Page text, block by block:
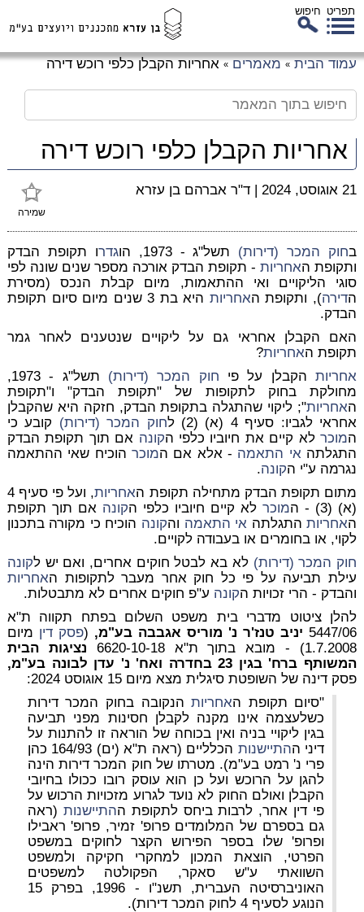
תפריט חיפוש
עמוד הבית » מאמרים » אחריות הקבלן כלפי רוכש דירה
אחריות הקבלן כלפי רוכש דירה
שמירה
21 אוגוסט, 2024 | ד"ר אברהם בן עזרא
בחוק המכר (דירות) תשל"ג - 1973, הו גדרו תקופת הבדק
ותקופת האחריות- תקופת הבדק אורכה מספר שנים שונה לפי
סוגי הליקויים ואי ההתאמות, מיום קבלת הנכס (מסירת
הדירה), ותקופת האחריות
היא בת 3 שנים מיום סיום תקופת
הבדק.
האם הקבלן אחראי גם על ליקויים שנטענים לאחר גמר
תקופת האחריות?
אחריותהקבלן על פי חוק המכר (דירות)
תשל"ג - 1973,
מחולקת בחוק לתקופות של "תקופת הבדק" ו"תקופת
האחריות"; ליקוי שהתגלה בתקופת הבדק, חזקה היא שהקבלן
אחראי לגביו: סעיף 4 (א) (2) ל
חוק המכר (דירות) קובע כי
המוכרלא קיים את חיוביו כלפי הקונה אם תוך תקופת הבדק
התגלתה אי התאמה - אלא אם המוכר הוכיח שאי ההתאמה
נגרמה ע"י הקונה.
מתום תקופת הבדק מתחילה תקופת האחריות
, ועל פי סעיף 4
(א) (3) - ה
מוכרלא קיים חיוביו כלפי הקונה אם תוך תקופת
האחריותהתגלתה אי התאמה והקונה הוכיח כי מקורה בתכנון
לקוי, או בחומרים או בעבודה לקויים.
חוק המכר (דירות) לא בא לבטל חוקים אחרים, ואם יש לקונה
עילת תביעה על פי כל חוק אחר מעבר לתקופות האחריות
והבדק - הרי זכויות הקונה ע"פ חוקים אחרים לא מתבטלות.
להלן ציטוט מדברי בית משפט השלום בפתח תקווה ת"א
5447/06 יניב טנז'ר נ' מוריס אגבבה בע"מ, (פסק דין מיום
1.7.2008) - מובא בתוך ת"א 6620-10-18
נציגות הבית
המשותף ברח' בגין 23 בחדרה ואח' נ' עדן לבונה בע"מ,
פסק דינה של השופטת סיגלית מצא מיום 15 אוגוסט 2024:
"סיום תקופת האחריותהנקובה בחוק המכר דירות
כשלעצמה אינו מקנה לקבלן חסינות מפני תביעה
בגין ליקויי בניה ואין בכוחה של הוראה זו להתנות על
דיני ההתיישנות
הכלליים (ראה ת"א (ים) 164/93 כהן
פרי נ' רמט בע"מ). מטרתו של חוק המכר דירות הינה
להגן על הרוכש ועל כן הוא עוסק רובו ככולו בחיובי
הקבלן ואולם החוק לא נועד לגרוע מזכויות הרכוש על
פי דין אחר, לרבות ביחס לתקופת ההתיישנות (ראה
גם בספרם של המלומדים פרופ' זמיר, פרופ' ראבילו
ופרופ' שלו בספר הפירוש הקצר לחוקים במשפט
הפרטי, הוצאת המכון למחקרי חקיקה ולמשפט
השוואתי ע"ש סאקר, הפקולטה למשפטים
האוניברסיטה העברית, תשנ"ו - 1996, בפרק 15
הנוגע לסעיף 4 לחוק המכר דירות).